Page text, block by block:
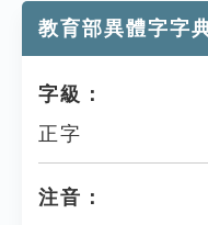
教育部異體字字
字級：
正字
注音：